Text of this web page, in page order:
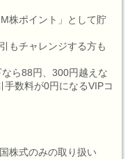
株ポイント」として貯
もチャレンジする方も
ら88円、300円越えな
手数料が0円になるVIPコ
株式のみの取り扱い